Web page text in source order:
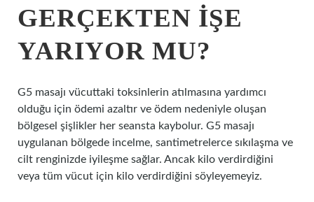
GERÇEKTEN IŞE
YARIYOR MU?
G5 masajı vücuttaki toksinlerin atılmasına yardımcı
olduğu için ödemi azaltır ve ödem nedeniyle oluşan
bölgesel şişlikler her seansta kaybolur. G5 masajı
uygulanan bölgede incelme, santimetrelerce sıkılaşma ve
cilt renginizde iyileşme sağlar. Ancak kilo verdirdiğini
veya tüm vücut için kilo verdirdiğini söyleyemeyiz.